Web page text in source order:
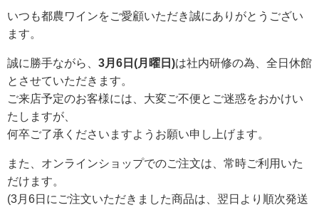
メールマガジン
ACCESSMAP
アクセスマップ
お問い合わせ
いつも都農ワインをご愛顧いただき誠にありがとうござい
ます。
誠に勝手ながら、 3月6日(月曜日)は社内研修の為、全日休館
とさせていただきます。
ご来店予定のお客様には、大変ご不便とご迷惑をおかけい
たしますが、
何卒ご了承くださいますようお願い申し上げます。
また、オンラインショップでのご注文は、常時ご利用いた
だけます。
(3月6日にご注文いただきました商品は、翌日より順次発送